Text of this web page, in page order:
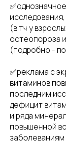
(в тч у
остеопороза
(подробно -
✅реклама с
витаминов
последним
дефицит
и ряда
повышенной
заболеваниям